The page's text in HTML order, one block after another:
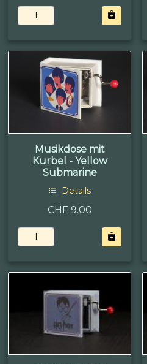
Musikdose mit
Kurbel - Yellow
Submarine
Details
CHF 9.00